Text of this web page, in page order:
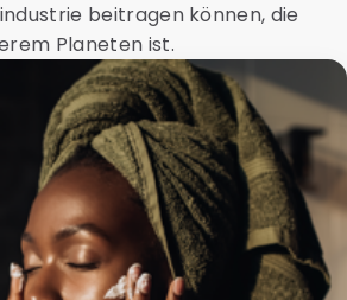
beitragen können, die
Planeten ist.